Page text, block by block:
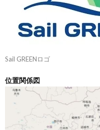
Sail GREENロゴ
位置関係図